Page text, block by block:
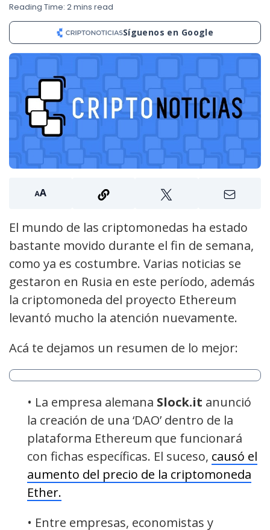
Reading Time: 2 mins read
Síguenos en Google
El mundo de las criptomonedas ha estado
bastante movido durante el fin de semana,
como ya es costumbre. Varias noticias se
gestaron en Rusia en este período, además
la criptomoneda del proyecto Ethereum
levantó mucho la atención nuevamente.
Acá te dejamos un resumen de lo mejor:
• La empresa alemana Slock.it anunció
la creación de una ‘DAO’ dentro de la
plataforma Ethereum que funcionará
con fichas específicas. El suceso, causó el
aumento del precio de la criptomoneda
Ether.
• Entre empresas, economistas y